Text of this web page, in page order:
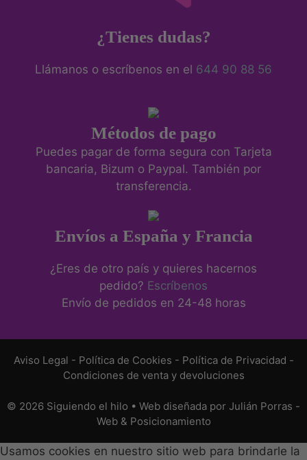
¿Tienes dudas?
Llámanos o escríbenos en el 644 90 88 56
Métodos de pago
Puedes pagar de forma segura con Tarjeta
bancaria, Bizum o Paypal. También por
transferencia.
Envíos a España y Francia
¿Eres de otro país y quieres hacernos
pedido? Escríbenos
Envío de pedidos en 24-48 horas
Aviso Legal - Política de Cookies - Política de Privacidad -
Condiciones de venta y devoluciones
© 2026 Siguiendo el hilo • Web diseñada por Julián Porras -
Web & Posicionamiento
Usamos cookies en nuestro sitio web para brindarle la